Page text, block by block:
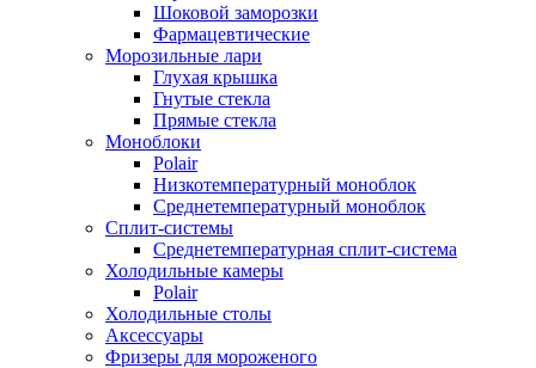
Шоковой заморозки
Фармацевтические
Морозильные лари
Глухая крышка
Гнутые стекла
Прямые стекла
Моноблоки
Polair
Низкотемпературный моноблок
Среднетемпературный моноблок
Сплит-системы
Среднетемпературная сплит-система
Холодильные камеры
Polair
Холодильные столы
Аксессуары
Фризеры для мороженого